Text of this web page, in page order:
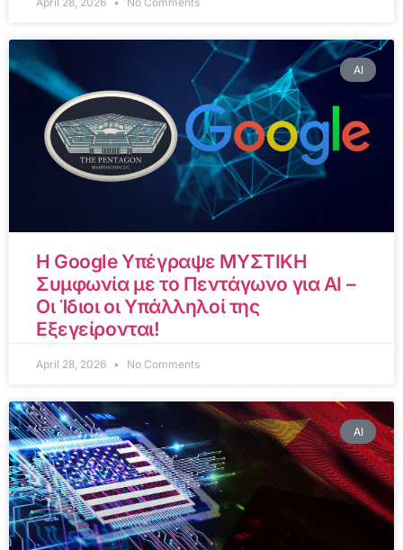
AI
Η Google Υπέγραψε ΜΥΣΤΙΚΗ
Συμφωνία με το Πεντάγωνο για AI –
Οι Ίδιοι οι Υπάλληλοί της
Εξεγείρονται!
April 28, 2026 No Comments
AI